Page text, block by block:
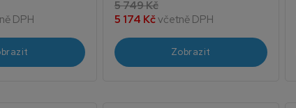
DPH
5 749 Kč
5 174 Kčvčetně DPH
Zobrazit